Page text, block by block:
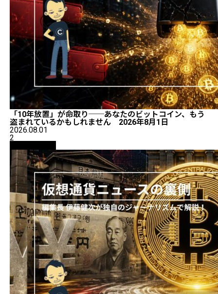
「10年放置」が命取り──あなたのビットコイン、もう
盗まれているかもしれません 2026年8月1日
2026.08.01
2